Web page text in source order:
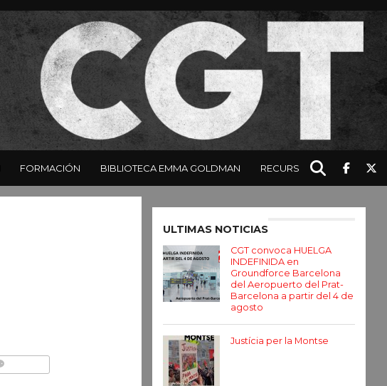
FORMACIÓN BIBLIOTECA EMMA GOLDMAN RECURSOS
ULTIMAS NOTICIAS
CGT convoca HUELGA
INDEFINIDA en
Groundforce Barcelona
del Aeropuerto del Prat-
Barcelona a partir del 4 de
agosto
Justícia per la Montse